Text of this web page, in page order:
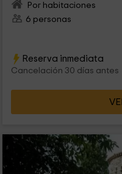
Por habitaciones
6 personas
Reserva inmediata
Cancelación 30 días antes